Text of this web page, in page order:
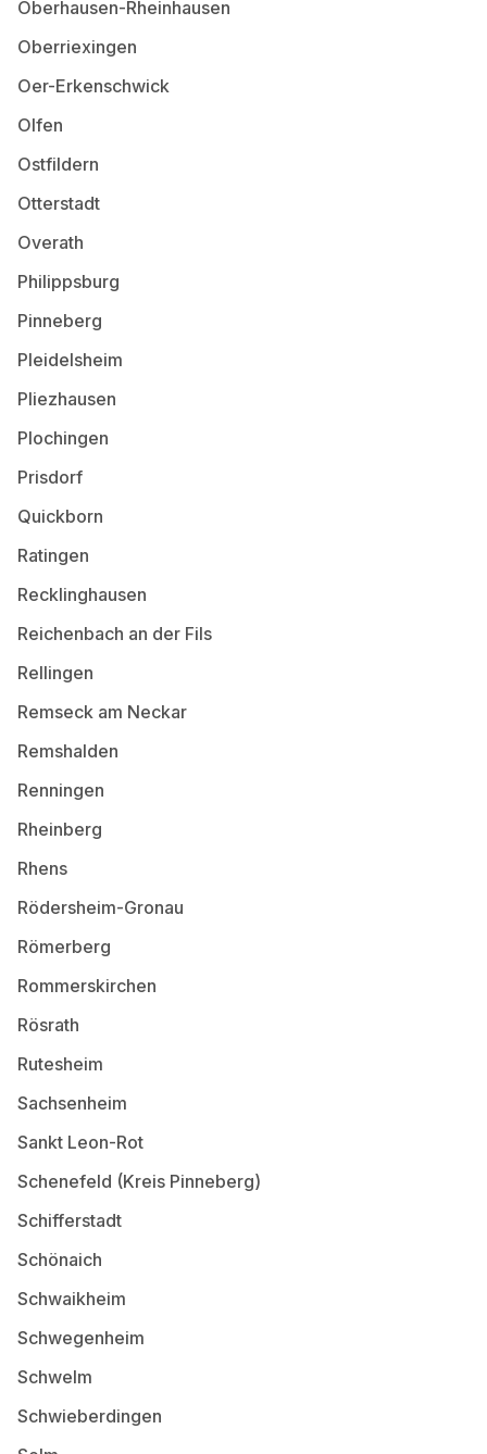
Oberhausen-Rheinhausen
Oberriexingen
Oer-Erkenschwick
Olfen
Ostfildern
Otterstadt
Overath
Philippsburg
Pinneberg
Pleidelsheim
Pliezhausen
Plochingen
Prisdorf
Quickborn
Ratingen
Recklinghausen
Reichenbach an der Fils
Rellingen
Remseck am Neckar
Remshalden
Renningen
Rheinberg
Rhens
Rödersheim-Gronau
Römerberg
Rommerskirchen
Rösrath
Rutesheim
Sachsenheim
Sankt Leon-Rot
Schenefeld (Kreis Pinneberg)
Schifferstadt
Schönaich
Schwaikheim
Schwegenheim
Schwelm
Schwieberdingen